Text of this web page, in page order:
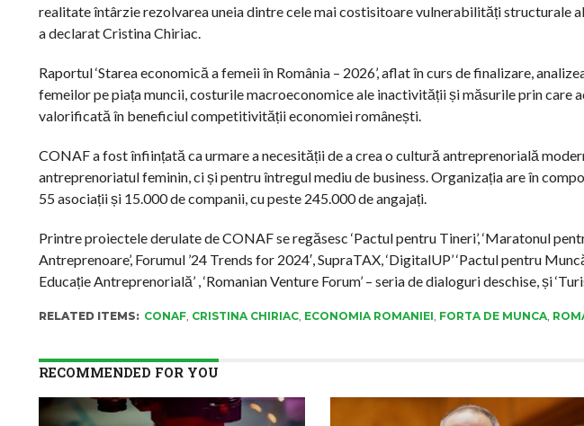
realitate întârzie rezolvarea uneia dintre cele mai costisitoare vulnerabilități structurale
a declarat Cristina Chiriac.
Raportul ‘Starea economică a femeii în România – 2026’, aflat în curs de finalizare,
femeilor pe piața muncii, costurile macroeconomice ale inactivității și măsurile prin care
valorificată în beneficiul competitivității economiei românești.
CONAF a fost înființată ca urmare a necesității de a crea o cultură antreprenorială
antreprenoriatul feminin, ci și pentru întregul mediu de business. Organizația are în
55 asociații și 15.000 de companii, cu peste 245.000 de angajați.
Printre proiectele derulate de CONAF se regăsesc ‘Pactul pentru Tineri’, ‘Maratonul
Antreprenoare’, Forumul ’24 Trends for 2024′, SupraTAX, ‘DigitalUP’ ‘Pactul pentru
Educație Antreprenorială’ , ‘Romanian Venture Forum’ – seria de dialoguri deschise, și
RELATED ITEMS: CONAF, CRISTINA CHIRIAC, ECONOMIA ROMANIEI, FORTA DE MUNCA,
RECOMMENDED FOR YOU